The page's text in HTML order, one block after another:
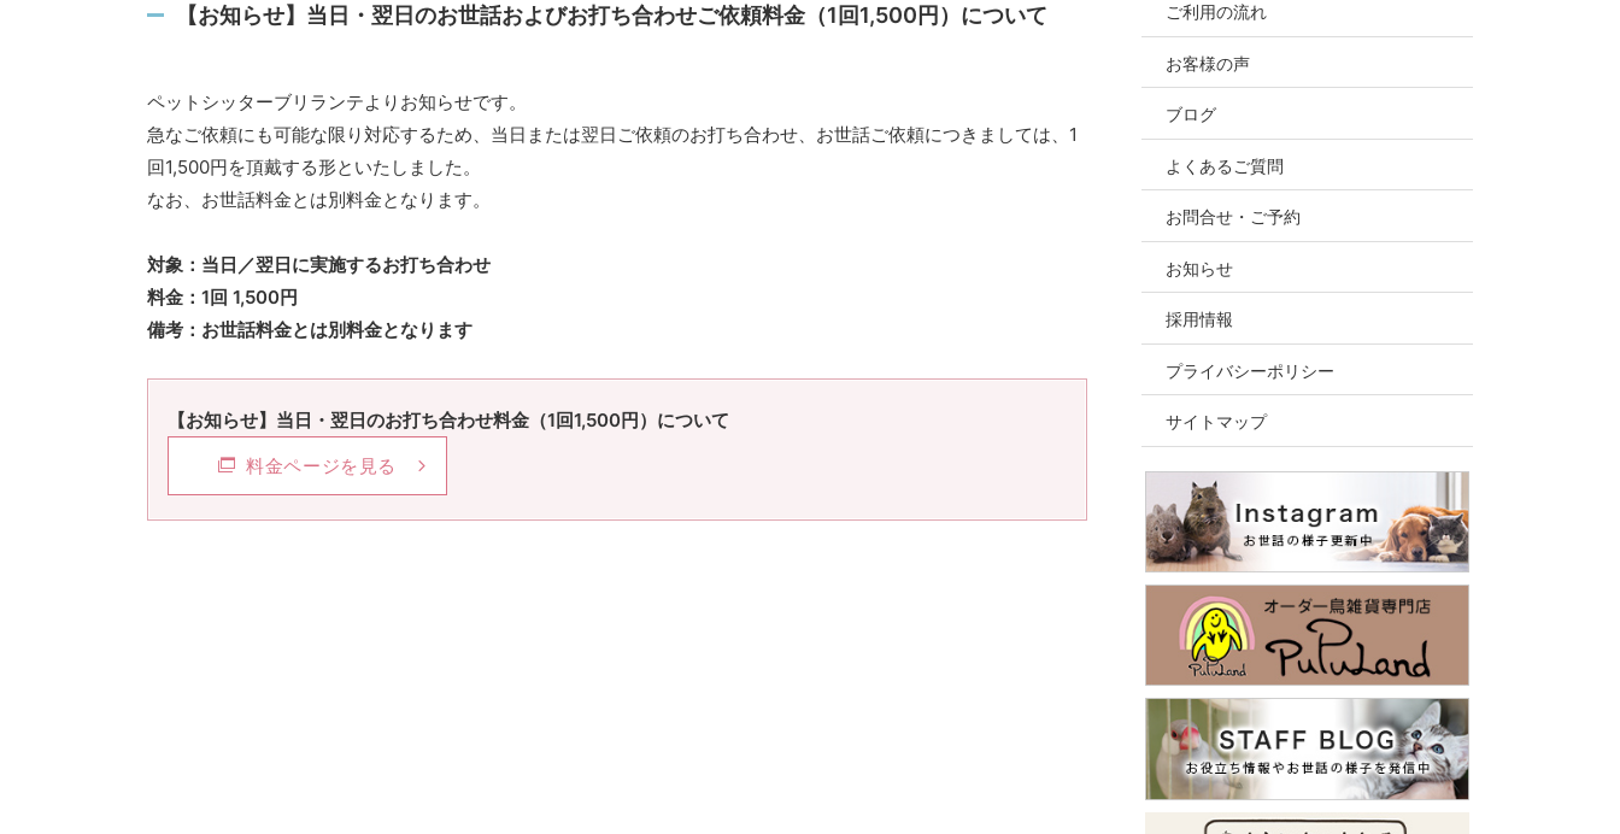
【お知らせ】当日・翌日のお世話およびお打ち合わせご依頼料金（1回1,500円）について
ペットシッターブリランテよりお知らせです。
急なご依頼にも可能な限り対応するため、当日または翌日ご依頼のお打ち合わせ、お世話ご依頼につきましては、1
回1,500円を頂戴する形といたしました。
なお、お世話料金とは別料金となります。
対象：当日／翌日に実施するお打ち合わせ
料金：1回 1,500円
備考：お世話料金とは別料金となります
【お知らせ】当日・翌日のお打ち合わせ料金（1回1,500円）について
料金ページを見る
ご利用の流れ
お客様の声
ブログ
よくあるご質問
お問合せ・ご予約
お知らせ
採用情報
プライバシーポリシー
サイトマップ